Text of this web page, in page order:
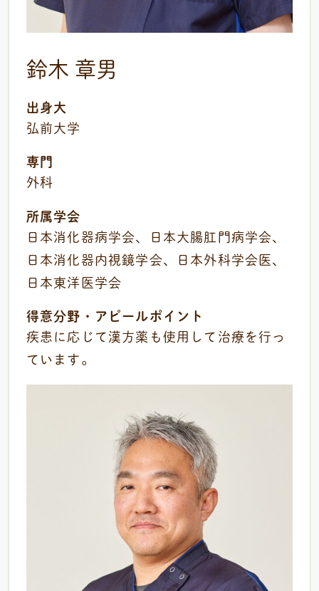
鈴木 章男
出身大
弘前大学
専門
外科
所属学会
日本消化器病学会、日本大腸肛門病学会、
日本消化器内視鏡学会、日本外科学会医、
日本東洋医学会
得意分野・アピールポイント
疾患に応じて漢方薬も使用して治療を行っ
ています。